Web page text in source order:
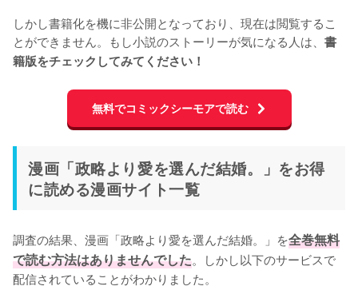
しかし書籍化を機に非公開となっており、現在は閲覧するこ
とができません。もし小説のストーリーが気になる人は、 書
籍版をチェックしてみてください！
無料でコミックシーモアで読む
漫画「政略より愛を選んだ結婚。」をお得
に読める漫画サイト一覧
調査の結果、漫画「政略より愛を選んだ結婚。」を全巻無料
で読む方法はありませんでした。しかし以下のサービスで
配信されていることがわかりました。